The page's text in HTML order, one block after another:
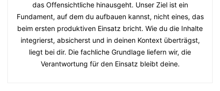
das Offensichtliche hinausgeht. Unser Ziel ist ein
Fundament, auf dem du aufbauen kannst, nicht eines, das
beim ersten produktiven Einsatz bricht. Wie du die Inhalte
integrierst, absicherst und in deinen Kontext überträgst,
liegt bei dir. Die fachliche Grundlage liefern wir, die
Verantwortung für den Einsatz bleibt deine.